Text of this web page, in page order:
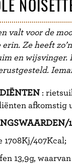
valt voor de
Ze heeft
en wijsvinger.
:
afkomstig
1708Kj/407Kcal;
13,9g,